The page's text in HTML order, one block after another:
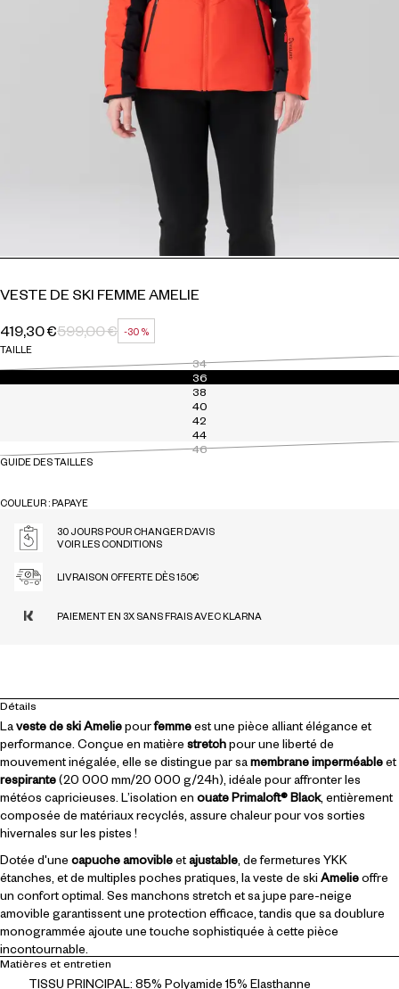
VESTE DE SKI FEMME AMELIE
PRIX HABITUEL
599,00 €
PRIX SOLDÉ
419,30 €
RÉDUCTION
-30 %
TAILLE
34
36
38
40
42
44
46
GUIDE DES TAILLES
COULEUR : PAPAYE
30 JOURS POUR CHANGER D’AVIS
VOIR LES CONDITIONS
LIVRAISON OFFERTE DÈS 150€
PAIEMENT EN 3X SANS FRAIS AVEC KLARNA
Détails
Laveste de skiAmeliepourfemmeest une pièce alliant élégance et
performance. Conçue en matière stretchpour une liberté de
mouvement inégalée, elle se distingue par samembrane imperméableet
respirante(20 000 mm/20 000 g/24h), idéale pour affronter les
météos capricieuses. L’isolation en ouate Primaloft® Black, entièrement
composée de matériaux recyclés, assure chaleur pour vos sorties
hivernales sur les pistes !
Dotée d'une capuche amovibleetajustable , de fermetures YKK
étanches, et de multiples poches pratiques, la veste de ski Amelieoffre
un confort optimal. Ses manchons stretch et sa jupe pare-neige
amovible garantissent une protection efficace, tandis que sa doublure
monogrammée ajoute une touche sophistiquée à cette pièce
incontournable.
Matières et entretien
TISSU PRINCIPAL: 85% Polyamide 15% Elasthanne